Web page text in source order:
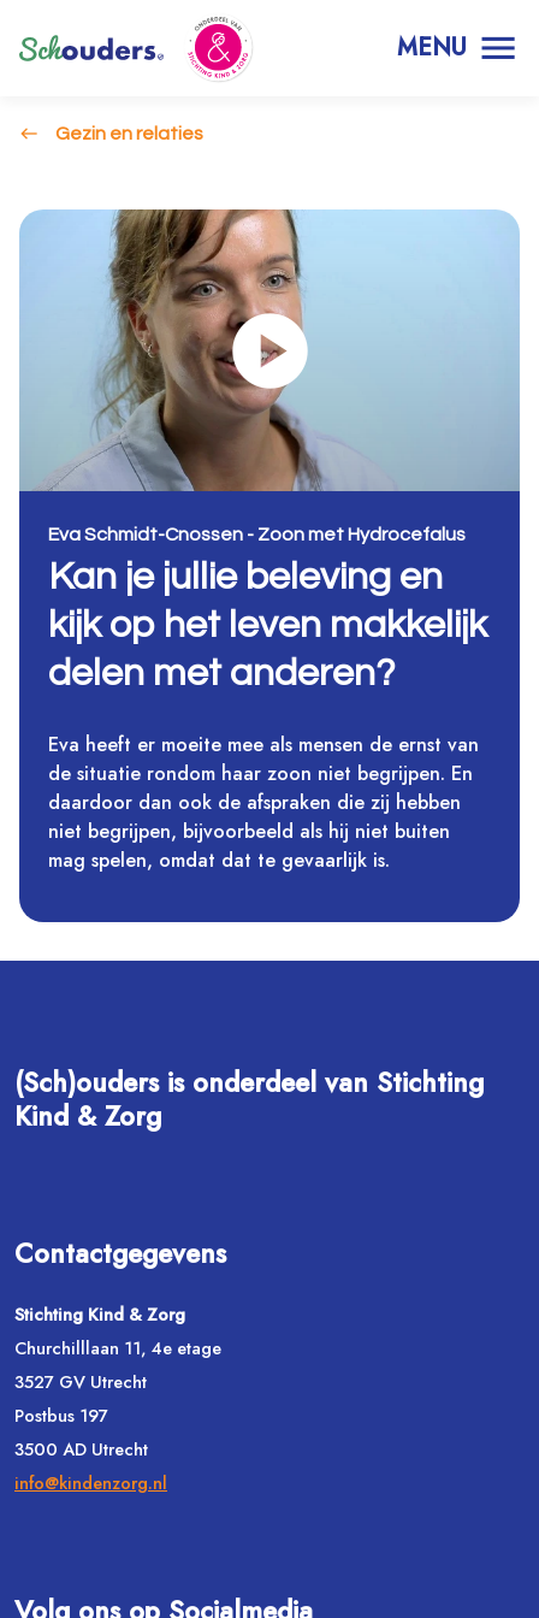
MENU
Gezin en relaties
Eva Schmidt-Cnossen - Zoon met Hydrocefalus
Kan je jullie beleving en
kijk op het leven makkelijk
delen met anderen?
Eva heeft er moeite mee als mensen de ernst van
de situatie rondom haar zoon niet begrijpen. En
daardoor dan ook de afspraken die zij hebben
niet begrijpen, bijvoorbeeld als hij niet buiten
mag spelen, omdat dat te gevaarlijk is.
(Sch)ouders is onderdeel van Stichting
Kind & Zorg
Contactgegevens
Stichting Kind & Zorg
Churchilllaan 11, 4e etage
3527 GV Utrecht
Postbus 197
3500 AD Utrecht
info@kindenzorg.nl